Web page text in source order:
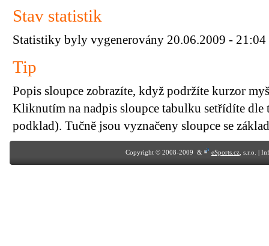
Stav statistik
Statistiky byly vygenerovány 20.06.2009 - 21:04
Tip
Popis sloupce zobrazíte, když podržíte kurzor
Kliknutím na nadpis sloupce tabulku setřídíte dle
podklad). Tučně jsou vyznačeny sloupce se
Copyright © 2008-2009 & eSports.cz , s.r.o. |